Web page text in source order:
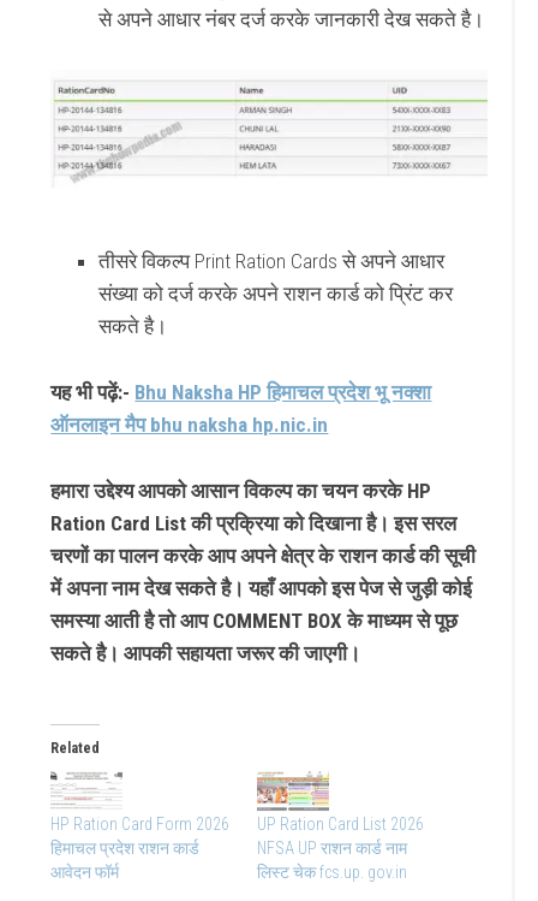
से अपने आधार नंबर दर्ज करके जानकारी देख सकते है।
तीसरे विकल्प Print Ration Cards से अपने आधार
संख्या को दर्ज करके अपने राशन कार्ड को प्रिंट कर
सकते है।
यह भी पढ़ें:- Bhu Naksha HP हिमाचल प्रदेश भू नक्शा
ऑनलाइन मैप bhu naksha hp.nic.in
हमारा उद्देश्य आपको आसान विकल्प का चयन करके HP
Ration Card List की प्रक्रिया को दिखाना है। इस सरल
चरणों का पालन करके आप अपने क्षेत्र के राशन कार्ड की सूची
में अपना नाम देख सकते है। यहाँ आपको इस पेज से जुड़ी कोई
समस्या आती है तो आप COMMENT BOX के माध्यम से पूछ
सकते है। आपकी सहायता जरूर की जाएगी।
Related
HP Ration Card Form 2026
हिमाचल प्रदेश राशन कार्ड
आवेदन फॉर्म
UP Ration Card List 2026
NFSA UP राशन कार्ड नाम
लिस्ट चेक fcs.up. gov.in